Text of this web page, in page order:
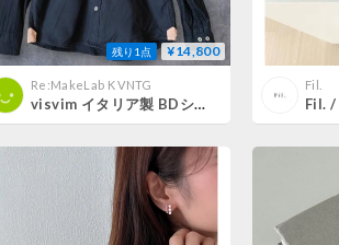
残り1点 ¥14,800
Re:MakeLab K VNTG
​visvim イタリア製 BDシャツ ネイビー 1 Sサイズ相当 天然貝ボタン FIL刻印 ビズビム MADE IN ITALY Archive 2205014007 アーカイブ 紺 100%
Fil.